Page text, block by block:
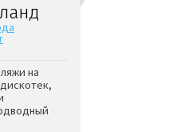
на